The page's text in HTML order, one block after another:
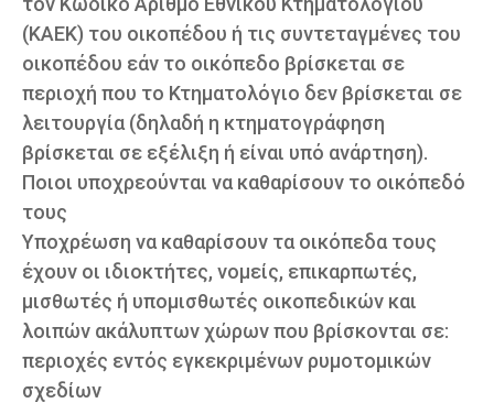
(ΚΑΕΚ) του οικοπέδου ή τις συντεταγμένες του
οικοπέδου εάν το οικόπεδο βρίσκεται σε
περιοχή που το Κτηματολόγιο δεν βρίσκεται σε
λειτουργία (δηλαδή η κτηματογράφηση
βρίσκεται σε εξέλιξη ή είναι υπό ανάρτηση).
Ποιοι υποχρεούνται να καθαρίσουν το οικόπεδό
τους
Yποχρέωση να καθαρίσουν τα οικόπεδα τους
έχουν οι ιδιοκτήτες, νομείς, επικαρπωτές,
μισθωτές ή υπομισθωτές οικοπεδικών και
λοιπών ακάλυπτων χώρων που βρίσκονται σε:
περιοχές εντός εγκεκριμένων ρυμοτομικών
σχεδίων